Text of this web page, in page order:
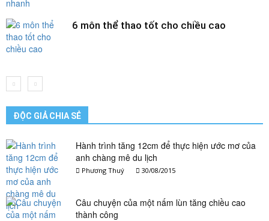
6 môn thể thao tốt cho chiều cao
ĐỘC GIẢ CHIA SẺ
Hành trình tăng 12cm để thực hiện ước mơ của
anh chàng mê du lịch
Phương Thuý 30/08/2015
Câu chuyện của một nấm lùn tăng chiều cao
thành công